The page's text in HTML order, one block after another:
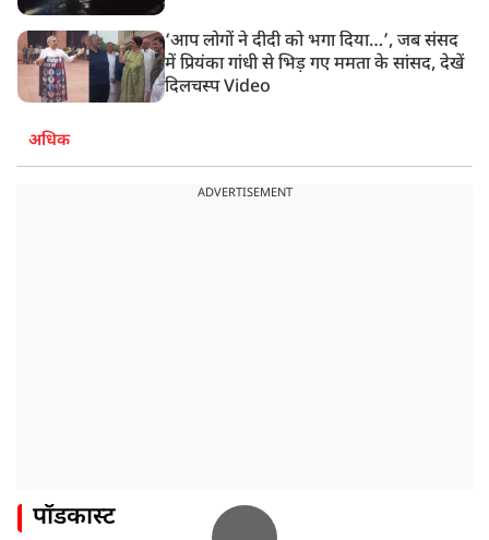
‘आप लोगों ने दीदी को भगा दिया…’, जब संसद
में प्रियंका गांधी से भिड़ गए ममता के सांसद, देखें
दिलचस्प Video
अधिक
ADVERTISEMENT
पॉडकास्ट